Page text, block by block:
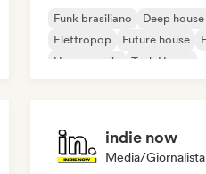
Funk brasiliano Deep house
Elettropop
Future house
House music
Tech House
indie now
Media/Giornalista